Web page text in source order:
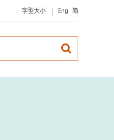
字型大小 Eng 简